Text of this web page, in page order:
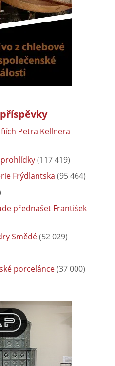
Petra Kellnera
(117 419)
Frýdlantska (95 464)
přednášet František
Smědé(52 029)
porcelánce(37 000)